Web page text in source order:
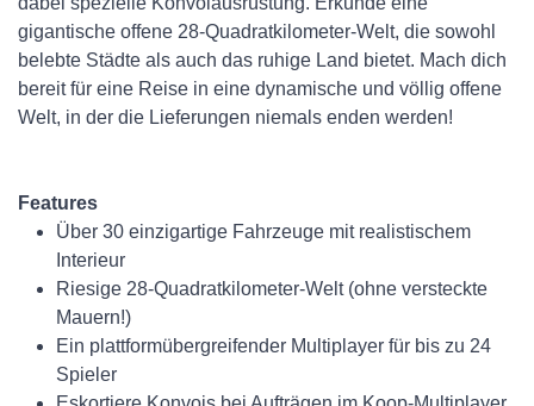
gigantische offene 28-Quadratkilometer-Welt, die sowohl
belebte Städte als auch das ruhige Land bietet. Mach dich
bereit für eine Reise in eine dynamische und völlig offene
Welt, in der die Lieferungen niemals enden werden!
Features
Über 30 einzigartige Fahrzeuge mit realistischem
Interieur
Riesige 28-Quadratkilometer-Welt (ohne versteckte
Mauern!)
Ein plattformübergreifender Multiplayer für bis zu 24
Spieler